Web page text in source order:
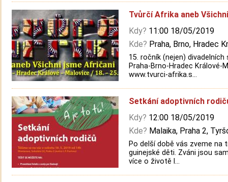
Tvůrčí Afrika aneb
Kdy? 11:00 18/05/2019
Kde? Praha, Brno, Hradec
15. ročník (nejen)
Praha-Brno-Hradec Králové-
www.tvurci-afrika.s...
Setkání adoptivních
Kdy? 12:00 18/05/2019
Kde? Malaika, Praha 2,
Po delší době vás zveme na
guinejské děti. Zváni jsou
více o životě l...